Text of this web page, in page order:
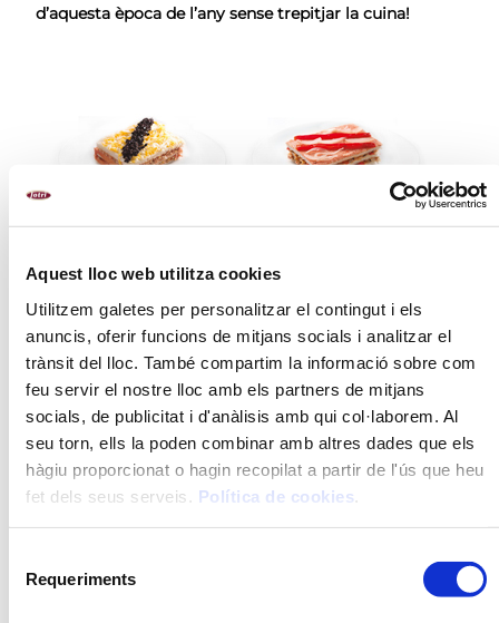
Aquest lloc web utilitza cookies
Utilitzem galetes per personalitzar el contingut i els
anuncis, oferir funcions de mitjans socials i analitzar el
trànsit del lloc. També compartim la informació sobre com
feu servir el nostre lloc amb els partners de mitjans
socials, de publicitat i d'anàlisis amb qui col·laborem. Al
seu torn, ells la poden combinar amb altres dades que els
hàgiu proporcionat o hagin recopilat a partir de l'ús que heu
fet dels seus serveis. Política de cookies
Requeriments
d’aquesta època de l’any sense trepitjar la cuina!